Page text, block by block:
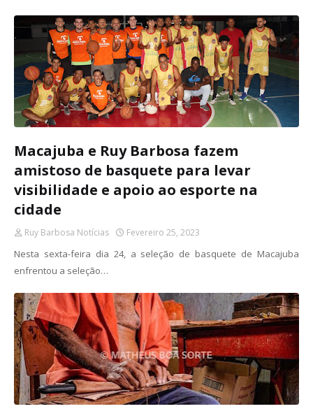
Macajuba e Ruy Barbosa fazem
amistoso de basquete para levar
visibilidade e apoio ao esporte na
cidade
Ruy Barbosa Notícias Fevereiro 25, 2023
Nesta sexta-feira dia 24, a seleção de basquete de Macajuba
enfrentou a seleção…